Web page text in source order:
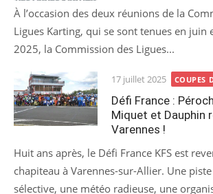
À l’occasion des deux réunions de la
Ligues Karting, qui se sont tenues en juin
2025, la Commission des Ligues...
Posted
on
17 juillet 2025 COUPES
Défi France :
Miquet et Dauphin
Varennes !
Huit ans après, le Défi France KFS est
chapiteau à Varennes-sur-Allier. Une
sélective, une météo radieuse, une